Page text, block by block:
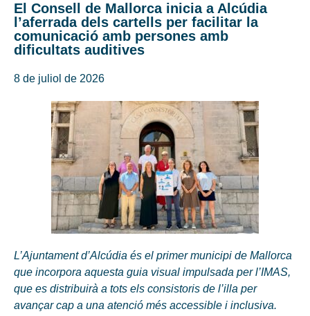
El Consell de Mallorca inicia a Alcúdia
l’aferrada dels cartells per facilitar la
comunicació amb persones amb
dificultats auditives
8 de juliol de 2026
L’Ajuntament d’Alcúdia és el primer municipi de Mallorca
que incorpora aquesta guia visual impulsada per l’IMAS,
que es distribuirà a tots els consistoris de l’illa per
avançar cap a una atenció més accessible i inclusiva.